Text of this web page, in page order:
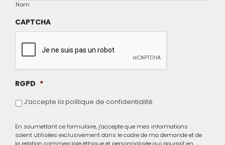
Nom
CAPTCHA
RGPD *
J’accepte la politique de confidentialité
En soumettant ce formulaire, j’accepte que mes informations
soient utilisées exclusivement dans le cadre de ma demande et de